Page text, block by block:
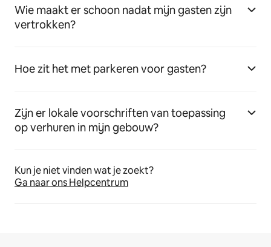
Wie maakt er schoon nadat mijn gasten zijn
vertrokken?
Hoe zit het met parkeren voor gasten?
Zijn er lokale voorschriften van toepassing
op verhuren in mijn gebouw?
Kun je niet vinden wat je zoekt?
Ga naar ons Helpcentrum